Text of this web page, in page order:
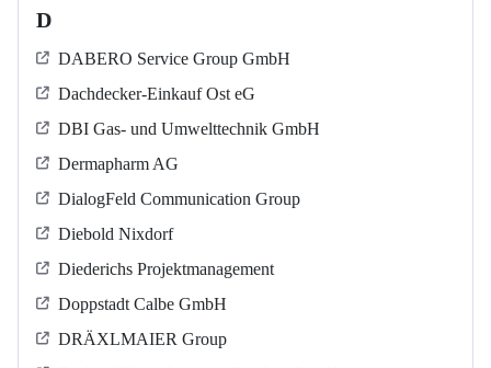
D
DABERO Service Group GmbH
Dachdecker-Einkauf Ost eG
DBI Gas- und Umwelttechnik GmbH
Dermapharm AG
DialogFeld Communication Group
Diebold Nixdorf
Diederichs Projektmanagement
Doppstadt Calbe GmbH
DRÄXLMAIER Group